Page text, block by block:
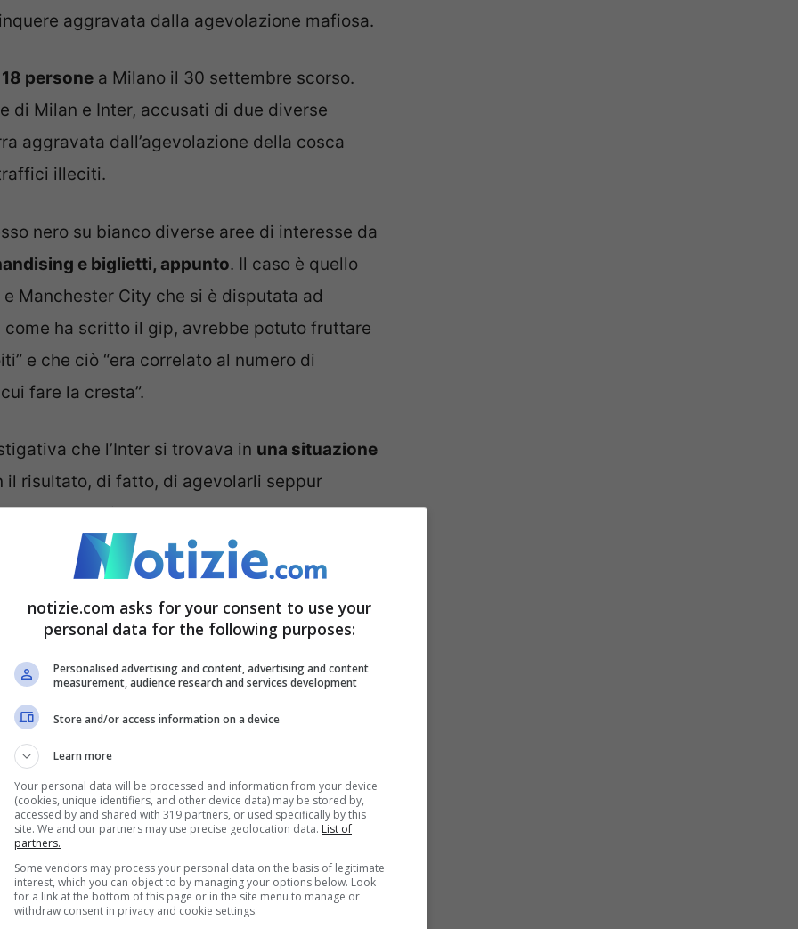
aggravata dalla agevolazione mafiosa.
persone a Milano il 30 settembre scorso.
di Milan e Inter, accusati di due diverse
aggravata dall’agevolazione della cosca
illeciti.
nero su bianco diverse aree di interesse da
e biglietti, appunto. Il caso è quello
Manchester City che si è disputata ad
ha scritto il gip, avrebbe potuto fruttare
e che ciò “era correlato al numero di
fare la cresta”.
che l’Inter si trovava in una situazione
il risultato, di fatto, di agevolarli seppur
a tale sudditanza l’Inter concedeva
della tifoseria. Questi ultimi erano
la “cresta” di cui parla il gip.
raggiunto cifre astronomiche:dagli
dagli indagati tra i 600 e gli 800 euro.
più biglietti possibili. Avendo avuto
agli ultras solo 800 biglietti a fronte
nelle settimane precedenti la finale di
sulla società.
anche a vertici societari ed ex calciatori
scioperi del tifo. Pochi giorni prima del
disputato un’altra finale, quella di Coppa
notizie.com asks for your consent to use your
personal data for the following purposes:
Personalised advertising and content, advertising and content
measurement, audience research and services development
Store and/or access information on a device
Learn more
Your personal data will be processed and information from your device
(cookies, unique identifiers, and other device data) may be stored by,
accessed by and shared with 319 partners, or used specifically by this
site. We and our partners may use precise geolocation data. List of
partners.
Some vendors may process your personal data on the basis of legitimate
interest, which you can object to by managing your options below. Look
for a link at the bottom of this page or in the site menu to manage or
withdraw consent in privacy and cookie settings.